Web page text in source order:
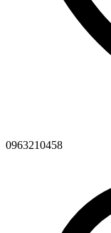
0963210458